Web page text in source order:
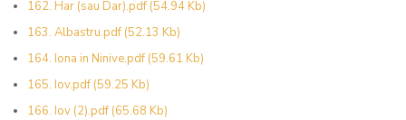
162. Har (sau Dar).pdf (54.94 Kb)
163. Albastru.pdf (52.13 Kb)
164. Iona in Ninive.pdf (59.61 Kb)
165. Iov.pdf (59.25 Kb)
166. Iov (2).pdf (65.68 Kb)